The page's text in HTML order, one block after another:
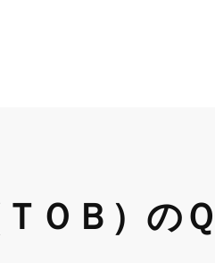
ＯＢ）の